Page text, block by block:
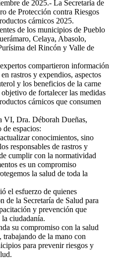
de 2025.- La Secretaría de
de Protección contra Riesgos
cárnicos 2025.
de los municipios de Pueblo
Celaya, Abasolo,
del Rincón y Valle de
compartieron información
rastros y expendios, aspectos
y los beneficios de la carne
de fortalecer las medidas
cárnicos que consumen
VI, Dra. Déborah Dueñas,
de espacios:
conocimientos, sino
responsables de rastros y
cumplir con la normatividad
es un compromiso
la salud de toda la
el esfuerzo de quienes
de la Secretaría de Salud para
y prevención que
la ciudadanía.
su compromiso con la salud
de la mano con
para prevenir riesgos y